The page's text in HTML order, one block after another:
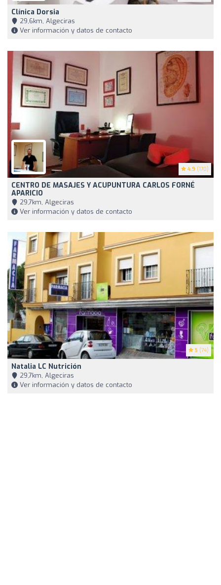
Clínica Dorsia
29,6km, Algeciras
Ver información y datos de contacto
4.9 (170)
CENTRO DE MASAJES Y ACUPUNTURA CARLOS FORNÉ
APARICIO
29,7km, Algeciras
Ver información y datos de contacto
5 (74)
Natalia LC Nutrición
29,7km, Algeciras
Ver información y datos de contacto